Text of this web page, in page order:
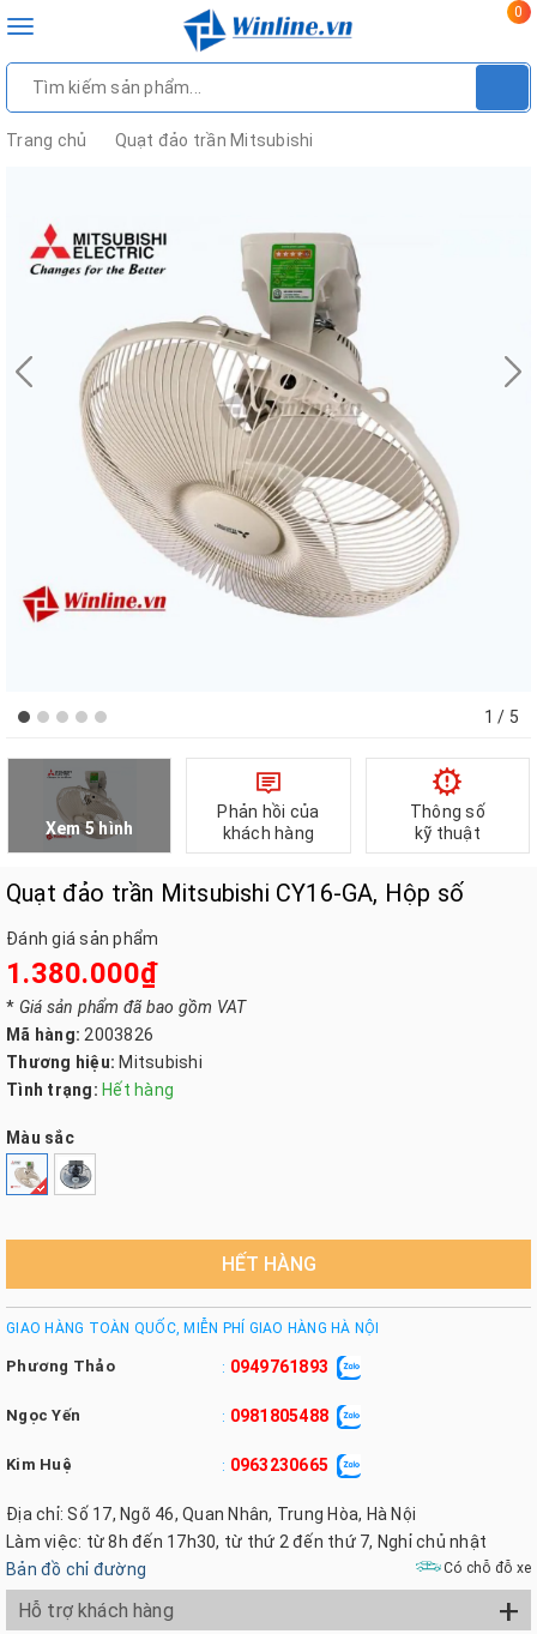
Toggle
0
Trang chủ Quạt đảo trần Mitsubishi
1 / 5
Xem 5 hình
Phản hồi của
khách hàng
Thông số
kỹ thuật
Quạt đảo trần Mitsubishi CY16-GA, Hộp số
Đánh giá sản phẩm
1.380.000₫
* Giá sản phẩm đã bao gồm VAT
Mã hàng: 2003826
Thương hiệu: Mitsubishi
Tình trạng: Hết hàng
Màu sắc
HẾT HÀNG
GIAO HÀNG TOÀN QUỐC, MIỄN PHÍ GIAO HÀNG HÀ NỘI
Phương Thảo : 0949761893
Ngọc Yến : 0981805488
Kim Huệ : 0963230665
Địa chỉ: Số 17, Ngõ 46, Quan Nhân, Trung Hòa, Hà Nội
Làm việc: từ 8h đến 17h30, từ thứ 2 đến thứ 7, Nghỉ chủ nhật
Bản đồ chỉ đường
Có chỗ đỗ xe
Hỗ trợ khách hàng +